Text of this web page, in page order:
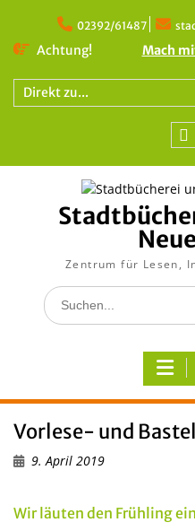
content
02392/61487
Achtung! Mach
Direkt zu...
Zentrum für Lesen,
Search
for:
Vorlese- und
9. April 2019
Wir läuten den Frühling